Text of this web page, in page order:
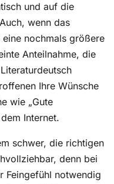
und auf die
wenn das
nochmals größere
Anteilnahme, die
Ihre Wünsche
wie „Gute
Internet.
schwer, die richtigen
denn bei
Feingefühl notwendig